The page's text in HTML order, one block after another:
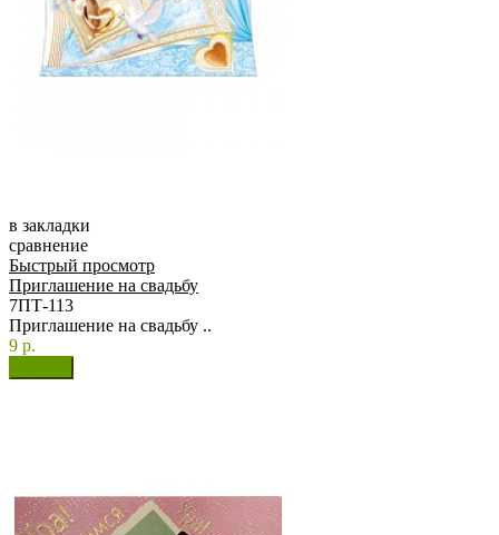
в закладки
сравнение
Быстрый просмотр
Приглашение на свадьбу
7ПТ-113
Приглашение на свадьбу ..
9 р.